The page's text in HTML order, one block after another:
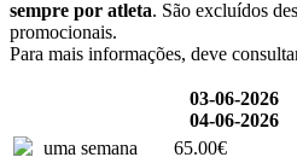
sempre por atleta. São excluídos
promocionais.
Para mais informações, deve
03-06-2026
04-06-2026
uma semana
65.00€